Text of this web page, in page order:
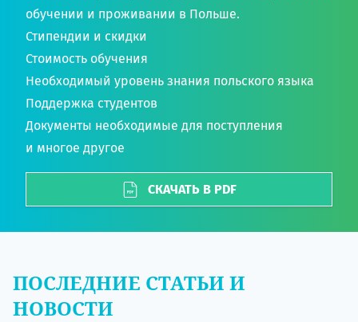
обучении и проживании в Польше.
Стипендии и скидки
Стоимость обучения
Необходимый уровень знания польского языка
Поддержка студентов
Документы необходимые для поступления
и многое другое
СКАЧАТЬ В PDF
ПОСЛЕДНИЕ СТАТЬИ И
НОВОСТИ